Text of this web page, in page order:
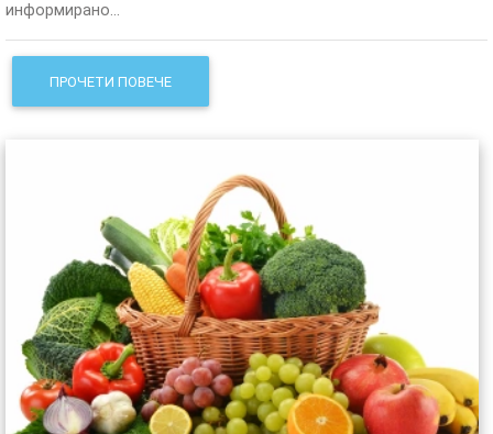
информирано...
ПРОЧЕТИ ПОВЕЧЕ